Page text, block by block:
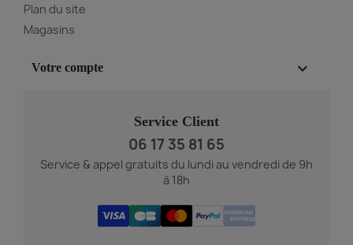
Plan du site
Magasins
Votre compte 
Service Client
06 17 35 81 65
Service & appel gratuits du lundi au vendredi de 9h
à 18h